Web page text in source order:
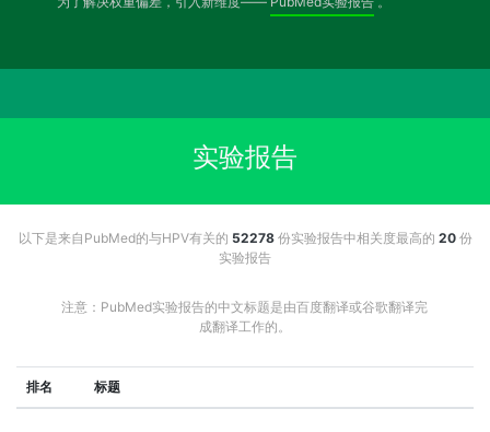
实验报告
以下是来自PubMed的与HPV有关的 52278份实验报告中相关度最高的 20份
实验报告
注意：PubMed实验报告的中文标题是由百度翻译或谷歌翻译完
成翻译工作的。
排名 标题